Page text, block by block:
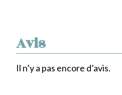
Avis
Il n’y a pas encore d’avis.